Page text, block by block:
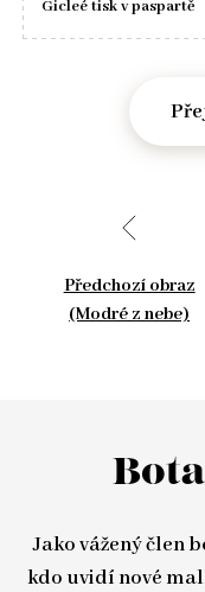
Gicleé tisk v paspartě
Předchozí obraz
(Modré z nebe)
Jako vážený člen
kdo uvidí nové